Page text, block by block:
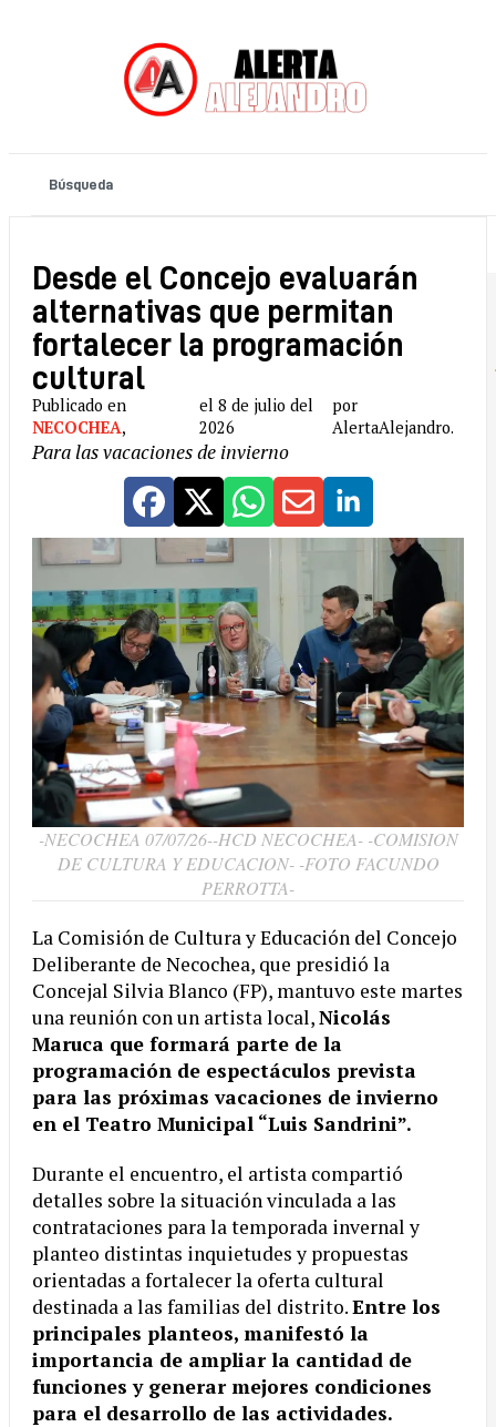
Desde el Concejo evaluarán
alternativas que permitan
fortalecer la programación
cultural
Publicado en
NECOCHEA,
el 8 de julio del
2026
por
AlertaAlejandro.
Para las vacaciones de invierno
-NECOCHEA 07/07/26--HCD NECOCHEA- -COMISION
DE CULTURA Y EDUCACION- -FOTO FACUNDO
PERROTTA-
La Comisión de Cultura y Educación del Concejo
Deliberante de Necochea, que presidió la
Concejal Silvia Blanco (FP), mantuvo este martes
una reunión con un artista local,Nicolás
Maruca que formará parte de la
programación de espectáculos prevista
para las próximas vacaciones de invierno
en el Teatro Municipal “Luis Sandrini”.
Durante el encuentro, el artista compartió
detalles sobre la situación vinculada a las
contrataciones para la temporada invernal y
planteo distintas inquietudes y propuestas
orientadas a fortalecer la oferta cultural
destinada a las familias del distrito.Entre los
principales planteos, manifestó la
importancia de ampliar la cantidad de
funciones y generar mejores condiciones
para el desarrollo de las actividades.